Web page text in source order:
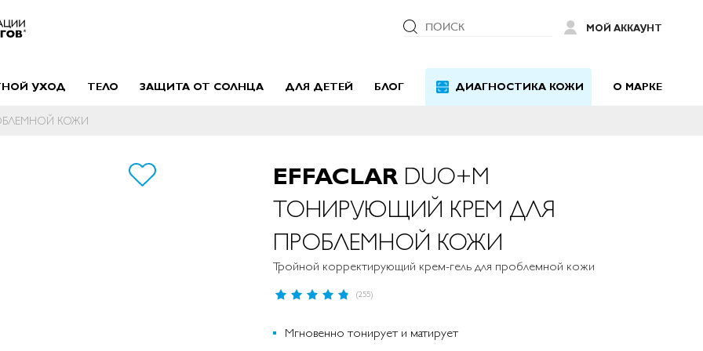
МОЙ АККАУНТ
УХОД ТЕЛО ЗАЩИТА ОТ СОЛНЦА ДЛЯ ДЕТЕЙ БЛОГ ДИАГНОСТИКА КОЖИ О МАРКЕ
ПОИСК
КОЖИ
Мгновенно тонирует и матирует
EFFACLAR DUO+M
ТОНИРУЮЩИЙ КРЕМ ДЛЯ
ПРОБЛЕМНОЙ КОЖИ
Тройной корректирующий крем-гель для проблемной кожи
Рейтинг:
100
(255)